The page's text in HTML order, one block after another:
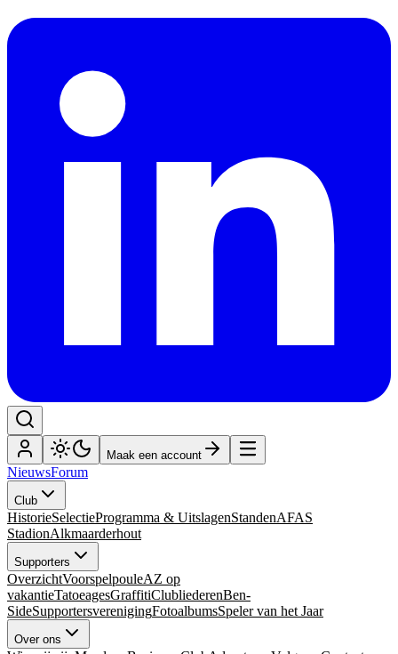
Maak een account
NieuwsForum
Club
HistorieSelectieProgramma & UitslagenStandenAFAS
StadionAlkmaarderhout
Supporters
OverzichtVoorspelpouleAZ op
vakantieTatoeagesGraffitiClubliederenBen-
SideSupportersverenigingFotoalbumsSpeler van het Jaar
Over ons